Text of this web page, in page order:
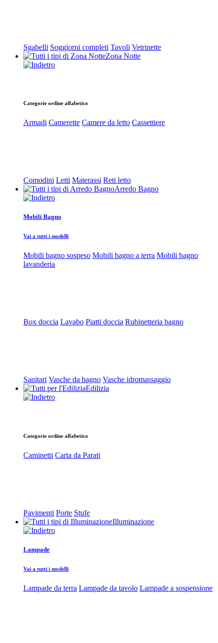
Sgabelli Soggiorni completi Tavoli Vetrinette
Zona Notte
Categorie ordine alfabetico
Armadi Camerette Camere da letto Cassettiere
Comodini Letti Materassi Reti letto
Arredo Bagno
Mobili Bagno
Vai a tutti i modelli
Mobili bagno sospeso Mobili bagno a terra Mobili bagno
lavanderia
Box doccia Lavabo Piatti doccia Rubinetteria bagno
Sanitari Vasche da bagno Vasche idromassaggio
Edilizia
Categorie ordine alfabetico
Caminetti Carta da Parati
Pavimenti Porte Stufe
Illuminazione
Lampade
Vai a tutti i modelli
Lampade da terra Lampade da tavolo Lampade a sospensione